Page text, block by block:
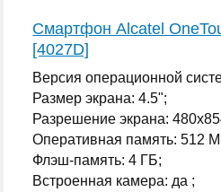
Смартфон Alcatel
[4027D]
Версия операционной
Размер экрана: 4.5";
Разрешение экрана:
Оперативная память: 512
Флэш-память: 4 ГБ;
Встроенная камера: да ;